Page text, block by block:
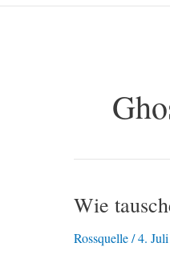
Wie
Rossquelle/4.